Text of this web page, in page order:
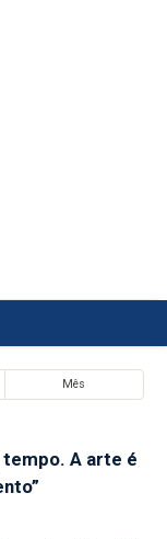
Mês
A arte é